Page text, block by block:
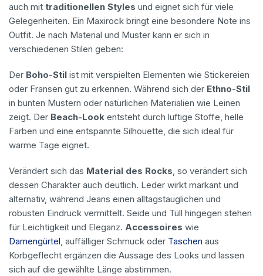
auch mit traditionellen Styles und eignet sich für viele
Gelegenheiten. Ein Maxirock bringt eine besondere Note ins
Outfit. Je nach Material und Muster kann er sich in
verschiedenen Stilen geben:
Der Boho-Stil ist mit verspielten Elementen wie Stickereien
oder Fransen gut zu erkennen. Während sich der Ethno-Stil
in bunten Mustern oder natürlichen Materialien wie Leinen
zeigt. Der Beach-Look entsteht durch luftige Stoffe, helle
Farben und eine entspannte Silhouette, die sich ideal für
warme Tage eignet.
Verändert sich das Material des Rocks, so verändert sich
dessen Charakter auch deutlich. Leder wirkt markant und
alternativ, während Jeans einen alltagstauglichen und
robusten Eindruck vermittelt. Seide und Tüll hingegen stehen
für Leichtigkeit und Eleganz. Accessoires wie
Damengürtel, auffälliger Schmuck oder Taschen aus
Korbgeflecht ergänzen die Aussage des Looks und lassen
sich auf die gewählte Länge abstimmen.